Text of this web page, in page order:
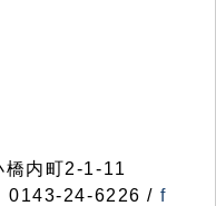
内町2-1-11
0143-24-6226 / f